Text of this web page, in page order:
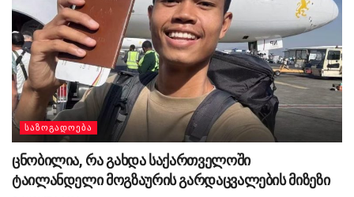
ᲡᲐᲖᲝᲒᲐᲓᲝᲔᲑᲐ
ცნობილია, რა გახდა საქართველოში
ტაილანდელი მოგზაურის გარდაცვალების მიზეზი